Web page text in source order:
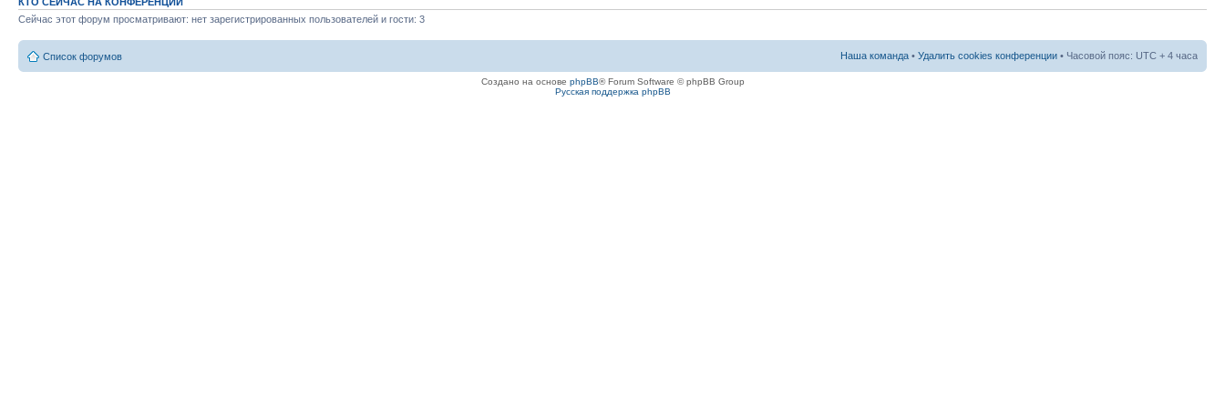
Сейчас этот форум просматривают: нет зарегистрированных пользователей и гости: 3
Список форумов Наша команда • Удалить cookies конференции • Часовой пояс: UTC + 4 часа
Создано на основе phpBB® Forum Software © phpBB Group
Русская поддержка phpBB